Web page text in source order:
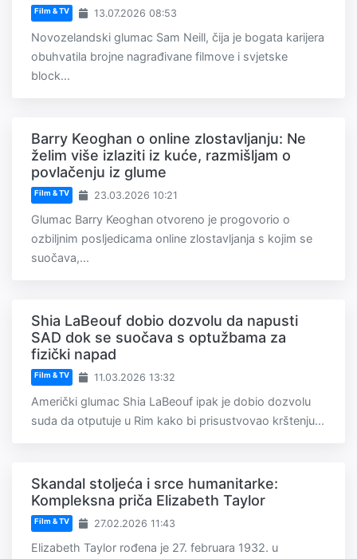
Film & TV 13.07.2026 08:53
Novozelandski glumac Sam Neill, čija je bogata karijera
obuhvatila brojne nagrađivane filmove i svjetske
block...
Barry Keoghan o online zlostavljanju: Ne
želim više izlaziti iz kuće, razmišljam o
povlačenju iz glume
Film & TV 23.03.2026 10:21
Glumac Barry Keoghan otvoreno je progovorio o
ozbiljnim posljedicama online zlostavljanja s kojim se
suočava,...
Shia LaBeouf dobio dozvolu da napusti
SAD dok se suočava s optužbama za
fizički napad
Film & TV 11.03.2026 13:32
Američki glumac Shia LaBeouf ipak je dobio dozvolu
suda da otputuje u Rim kako bi prisustvovao krštenju...
Skandal stoljeća i srce humanitarke:
Kompleksna priča Elizabeth Taylor
Film & TV 27.02.2026 11:43
Elizabeth Taylor rođena je 27. februara 1932. u